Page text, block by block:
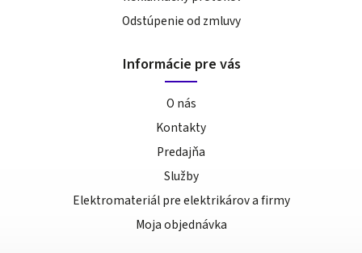
Odstúpenie od zmluvy
Informácie pre vás
O nás
Kontakty
Predajňa
Služby
Elektromateriál pre elektrikárov a firmy
Moja objednávka